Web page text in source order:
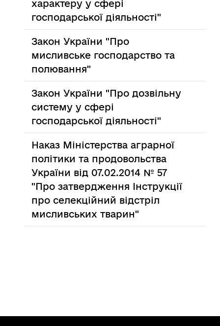
характеру у сфері
господарської діяльності"
Закон України "Про
мисливське господарство та
полювання"
Закон України "Про дозвільну
систему у сфері
господарської діяльності"
Наказ Міністерства аграрної
політики та продовольства
України від 07.02.2014 № 57
"Про затвердження Інструкції
про селекційний відстріл
мисливських тварин"